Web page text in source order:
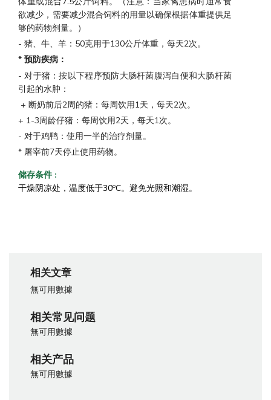
欲减少，需要减少混合饲料的用量以确保根据体重提供足
够的药物剂量。）
- 猪、牛、羊：50克用于130公斤体重，每天2次。
* 预防疾病：
- 对于猪：按以下程序预防大肠杆菌腹泻白便和大肠杆菌
引起的水肿：
+ 断奶前后2周的猪：每周饮用1天，每天2次。
+ 1-3周龄仔猪：每周饮用2天，每天1次。
- 对于鸡鸭：使用一半的治疗剂量。
* 屠宰前7天停止使用药物。
储存条件 :
干燥阴凉处，温度低于30oC。避免光照和潮湿。
相关文章
無可用數據
相关常见问题
無可用數據
相关产品
無可用數據